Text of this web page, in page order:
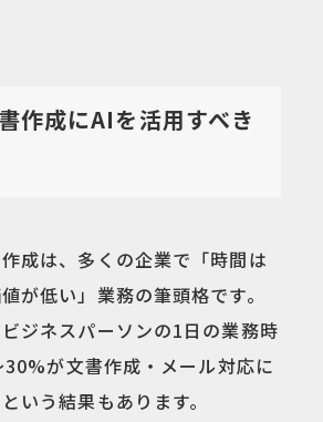
作成にAIを活用すべき
成は、多くの企業で「時間は
が低い」業務の筆頭格です。
ジネスパーソンの1日の業務時
が文書作成・メール対応に
いう結果もあります。